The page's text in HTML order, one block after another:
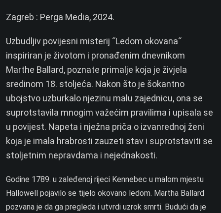
Zagreb : Perga Media, 2024.
Uzbudljiv povijesni misterij ˝Ledom okovana˝
inspiriran je životom i pronađenim dnevnikom
Marthe Ballard, poznate primalje koja je živjela
sredinom 18. stoljeća. Nakon što je šokantno
ubojstvo uzburkalo njezinu malu zajednicu, ona se
suprotstavila mnogim važećim pravilima i upisala se
u povijest. Napeta i nježna priča o izvanrednoj ženi
koja je imala hrabrosti zauzeti stav i suprotstaviti se
stoljetnim nepravdama i nejednakosti.
Godine 1789. u zaleđenoj rijeci Kennebec u malom mjestu
Hallowell pojavilo se tijelo okovano ledom. Martha Ballard
pozvana je da ga pregleda i utvrdi uzrok smrti. Budući da je